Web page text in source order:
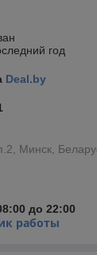
год
Deal.by
Минск,
до 22:00
работы